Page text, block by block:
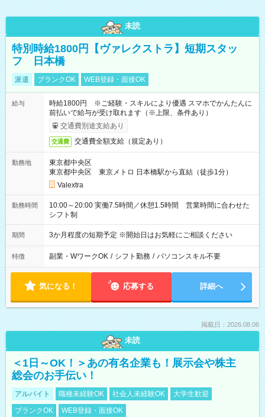
未読
特別時給1800円【ヴァレクストラ】短期スタッ
フ 日本橋
派遣 ブランクOK WEB登録・面接OK
給与
時給1800円 ※ご経験・スキルにより優遇 スマホでかんたんに
前払いで給与が受け取れます（※上限、条件あり）
交通費別途支給あり
交通費 交通費全額支給（規定あり）
勤務地
東京都中央区
東京都中央区 東京メトロ 日本橋駅から直結（徒歩1分）
Valextra
勤務時間
10:00～20:00 実働7.5時間／休憩1.5時間 営業時間に合わせた
シフト制
期間 3か月程度の短期予定 ※開始日はお気軽にご相談ください
特徴 副業・WワークOK / シフト勤務 / パソコンスキル不要
気になる！ 応募する 詳細へ
掲載日：2026.08.06
未読
＜1日～OK！＞あの有名企業も！展示会や株主
総会のお手伝い！
アルバイト 職種未経験OK 社会人未経験OK
大学生歓迎
ブランクOK
WEB登録・面接OK